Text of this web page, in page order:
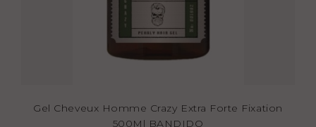
Gel Cheveux Homme Crazy Extra Forte Fixation
500Ml BANDIDO